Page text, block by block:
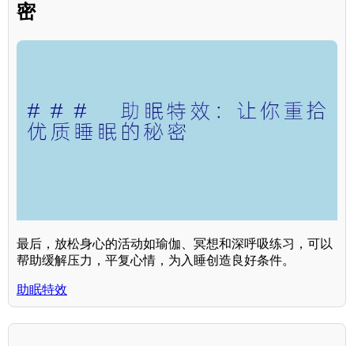
密
最后，放松身心的活动如瑜伽、冥想和深呼吸练习，可以
帮助缓解压力，平复心情，为入睡创造良好条件。
助眠特效